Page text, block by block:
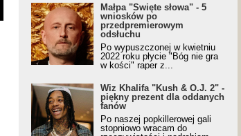
Małpa "Święte słowa" - 5
wniosków po
przedpremierowym
odsłuchu
Po wypuszczonej w kwietniu
2022 roku płycie "Bóg nie gra
w kości" raper z...
Wiz Khalifa "Kush & O.J. 2" -
piękny prezent dla oddanych
fanów
Po naszej popkillerowej gali
stopniowo wracam do